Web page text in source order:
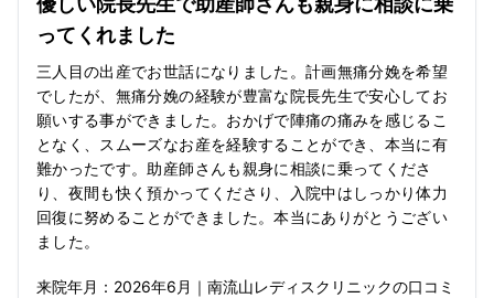
ってくれました
三人目の出産でお世話になりました。計画無痛分娩を希望
でしたが、無痛分娩の経験が豊富な院長先生で安心してお
願いする事ができました。おかげで陣痛の痛みを感じるこ
となく、スムーズなお産を経験することができ、本当に有
難かったです。助産師さんも親身に相談に乗ってくださ
り、夜間も快く預かってくださり、入院中はしっかり体力
回復に努めることができました。本当にありがとうござい
ました。
来院年月： 2026年6月 ｜ 南流山レディスクリニックの口コミ